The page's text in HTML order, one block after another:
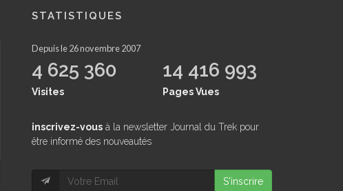
STATISTIQUES
Depuis le 26 novembre 2007
4 625 360
Visites
14 416 993
Pages Vues
inscrivez-vous à la newsletter Journal du Trek pour
être informé des nouveautés
S'inscrire